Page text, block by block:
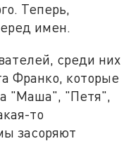
Теперь,
имен.
среди них
Франко, которые
"Маша", "Петя",
то
засоряют